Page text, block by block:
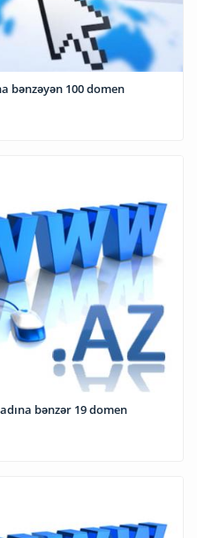
bənzəyən 100 domen
bənzər 19 domen